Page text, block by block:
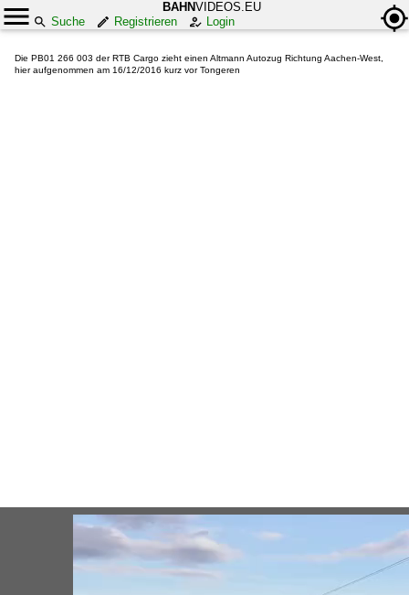
BAHNVIDEOS.EU
Suche
Registrieren Login
Die PB01 266 003 der RTB Cargo zieht einen Altmann Autozug Richtung Aachen-West,
hier aufgenommen am 16/12/2016 kurz vor Tongeren